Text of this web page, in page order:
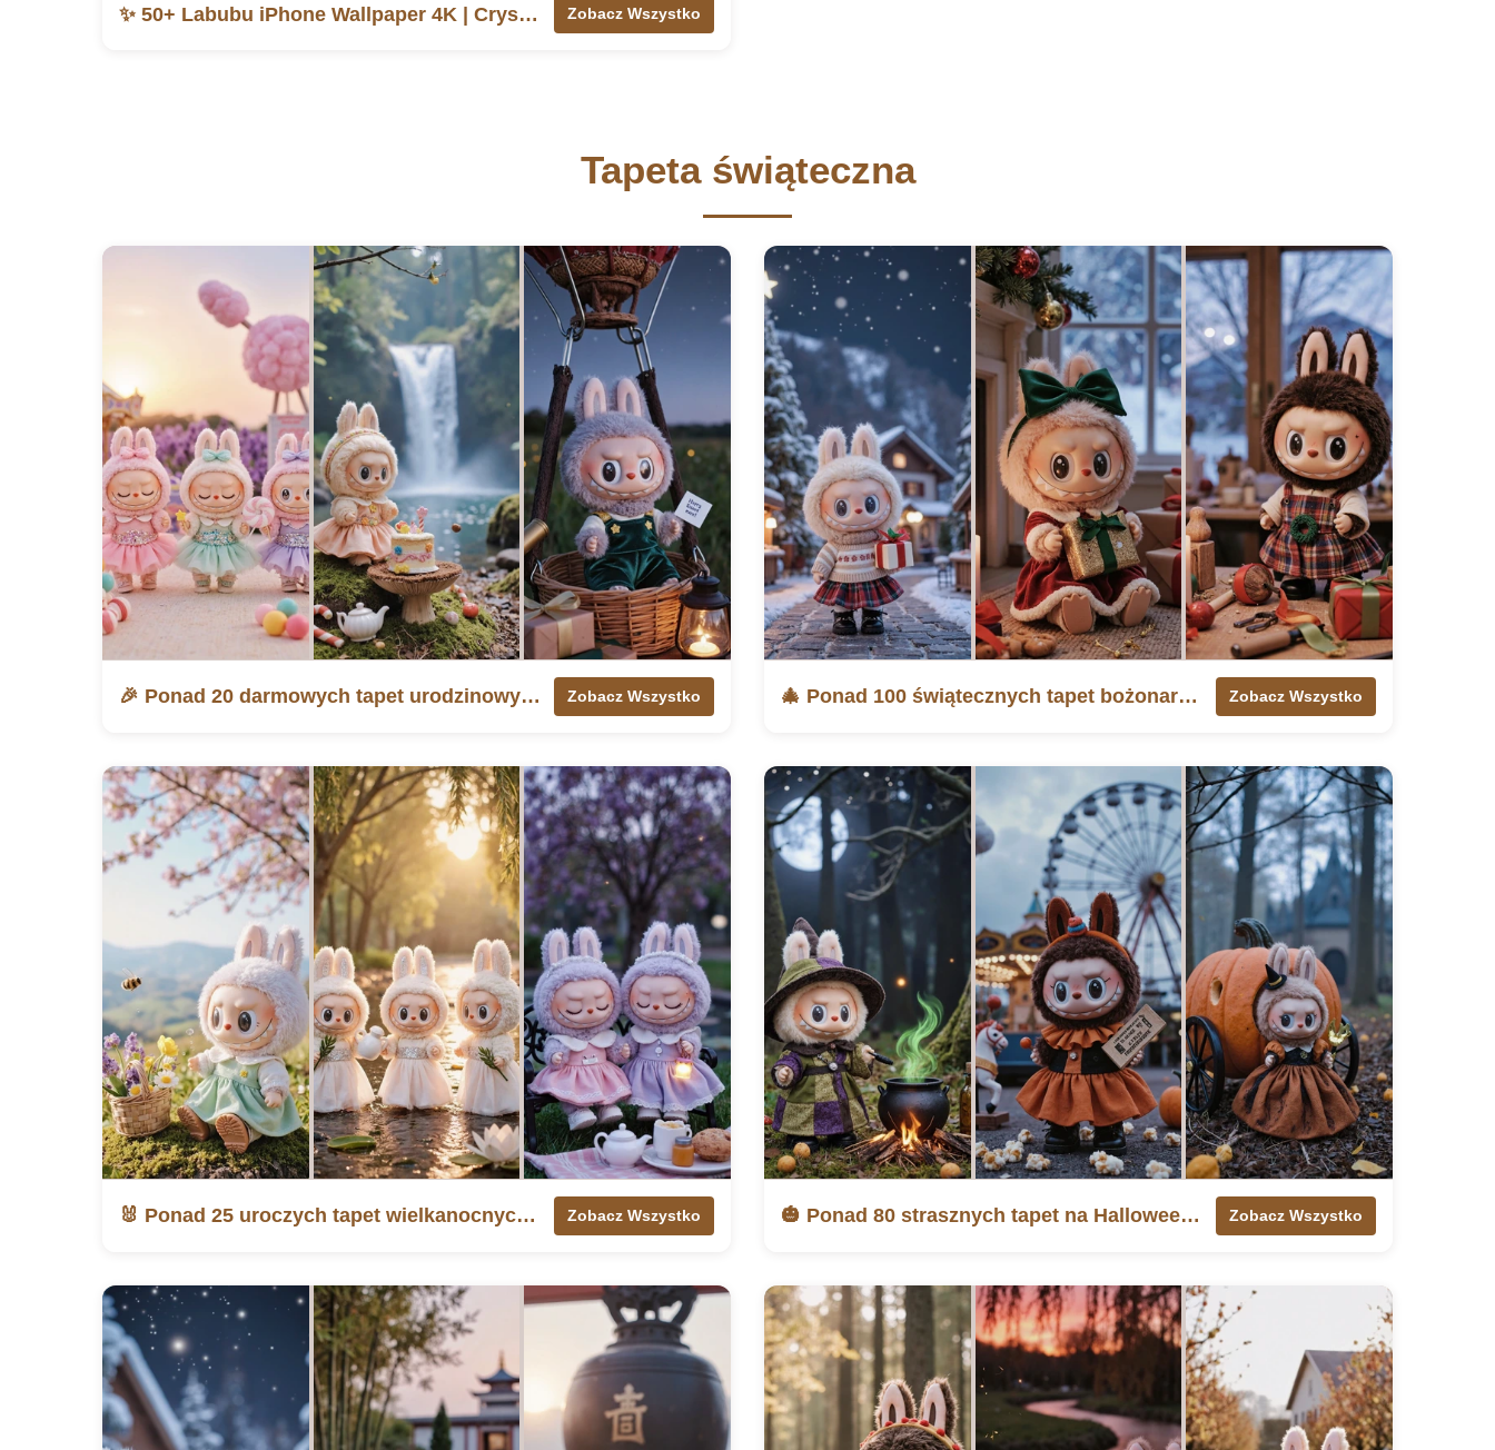
✨ 50+ Labubu iPhone Wallpaper 4K | Crystal Clear Backgrounds Zobacz Wszystko
Tapeta świąteczna
🎉 Ponad 20 darmowych tapet urodzinowych Labubu Zobacz Wszystko 🎄 Ponad 100 świątecznych tapet bożonarodzeniowych Labubu Zobacz Wszystko
🐰 Ponad 25 uroczych tapet wielkanocnych Labubu Zobacz Wszystko 🎃 Ponad 80 strasznych tapet na Halloween z Labubu Zobacz Wszystko